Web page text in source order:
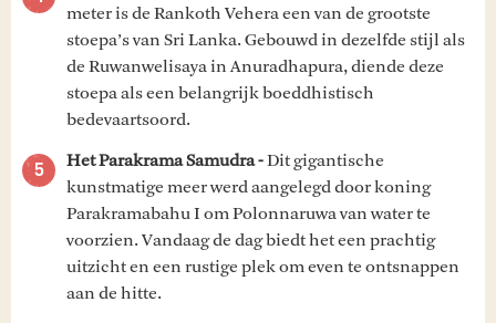
meter is de Rankoth Vehera een van de grootste
stoepa’s van Sri Lanka. Gebouwd in dezelfde stijl als
de Ruwanwelisaya in Anuradhapura, diende deze
stoepa als een belangrijk boeddhistisch
bedevaartsoord.
Het Parakrama Samudra -Dit gigantische
kunstmatige meer werd aangelegd door koning
Parakramabahu I om Polonnaruwa van water te
voorzien. Vandaag de dag biedt het een prachtig
uitzicht en een rustige plek om even te ontsnappen
aan de hitte.